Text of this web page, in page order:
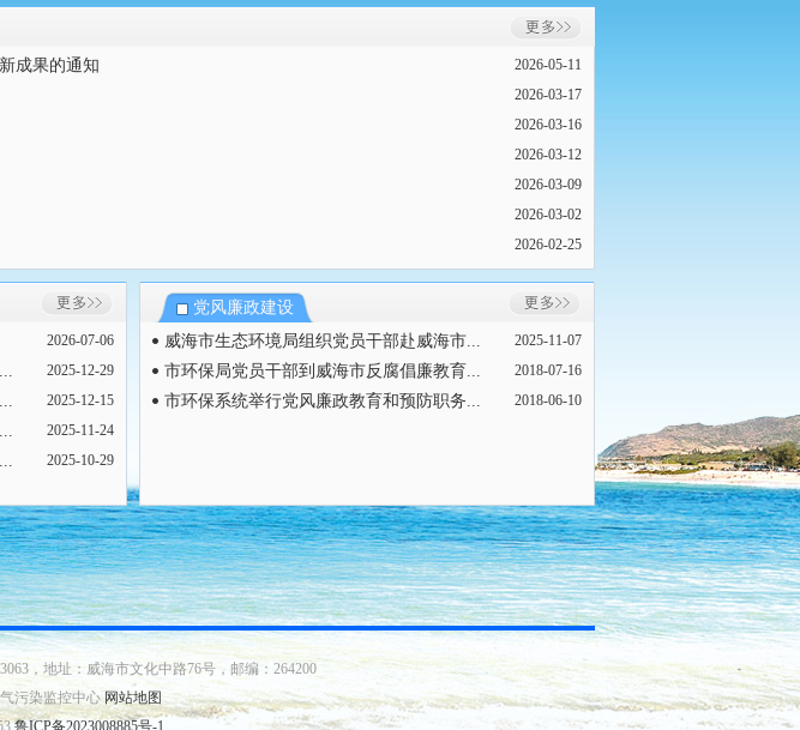
成果的通知 2026-05-11
2026-03-17
2026-03-16
2026-03-12
2026-03-09
2026-03-02
2026-02-25
2026-07-06
2025-12-29
2025-12-15
2025-11-24
2025-10-29
党风廉政建设
威海市生态环境局组织党员干部赴威海市...
2025-11-07
市环保局党员干部到威海市反腐倡廉教育... 2018-07-16
市环保系统举行党风廉政教育和预防职务... 2018-06-10
，地址：威海市文化中路76号，邮编：264200
污染监控中心 网站地图
鲁ICP备2023008885号-1